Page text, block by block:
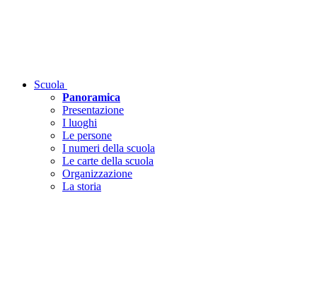
Scuola
Panoramica
Presentazione
I luoghi
Le persone
I numeri della scuola
Le carte della scuola
Organizzazione
La storia